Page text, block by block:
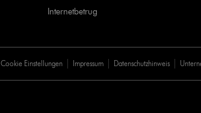
Internetbetrug
Cookie Einstellungen Impressum Datenschutzhinweis